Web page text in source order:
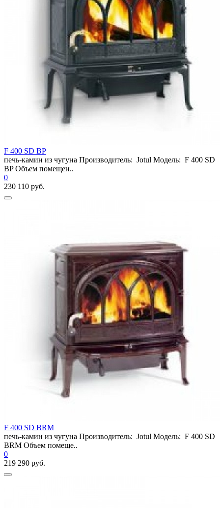
F 400 SD BP
печь-камин из чугуна Производитель: Jotul Модель: F 400 SD
BP Объем помещен..
0
230 110 руб.
F 400 SD BRM
печь-камин из чугуна Производитель: Jotul Модель: F 400 SD
BRM Объем помеще..
0
219 290 руб.